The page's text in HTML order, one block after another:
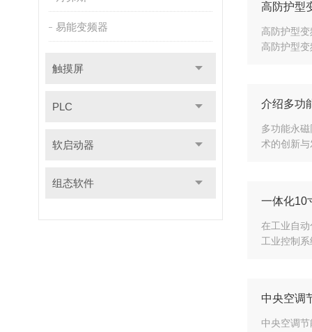
易能变频器
触摸屏
PLC
软启动器
组态软件
高防护型
高防护型
高防护型
介绍多功
多功能永
术的创新
一体化10
在工业自
工业控制
中央空调
中央空调